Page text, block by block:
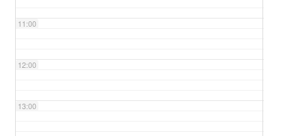
11:00
12:00
13:00